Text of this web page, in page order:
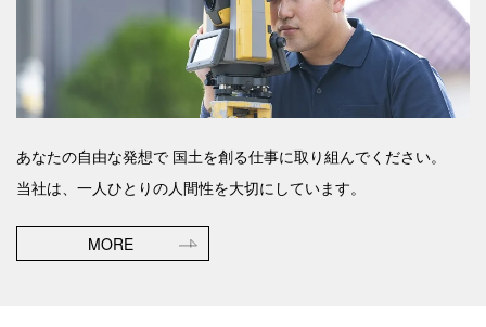
あなたの自由な発想で 国土を創る仕事に取り組んでください。
当社は、一人ひとりの人間性を大切にしています。
MORE